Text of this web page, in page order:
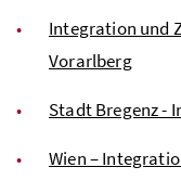
Integration und
Vorarlberg
Stadt Bregenz -
Wien –